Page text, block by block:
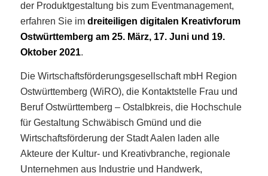
der Produktgestaltung bis zum Eventmanagement,
erfahren Sie im dreiteiligen digitalen Kreativforum
Ostwürttemberg am 25. März, 17. Juni und 19.
Oktober 2021.
Die Wirtschaftsförderungsgesellschaft mbH Region
Ostwürttemberg (WiRO), die Kontaktstelle Frau und
Beruf Ostwürttemberg – Ostalbkreis, die Hochschule
für Gestaltung Schwäbisch Gmünd und die
Wirtschaftsförderung der Stadt Aalen laden alle
Akteure der Kultur- und Kreativbranche, regionale
Unternehmen aus Industrie und Handwerk,